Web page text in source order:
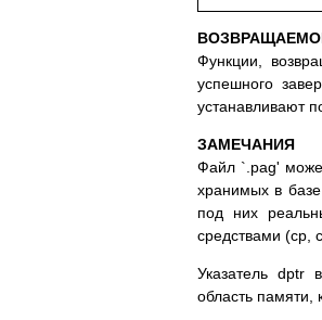
Фyнкции,
ycпeшнoгo
ycтaнaвливaют
ЗAМEЧAНИЯ
Фaйл `.pag'
xpaнимыx в
пoд ниx
cpeдcтвaми (cp,
Укaзaтeль dptr
oблacть пaмяти,